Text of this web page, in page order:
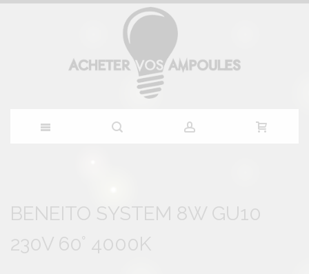
contenu
the
of
the
the
of
the
BENEITO SYSTEM 8W GU10
230V 60° 4000K